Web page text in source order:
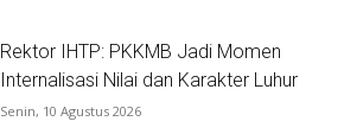
Rektor IHTP: PKKMB Jadi Momen
Internalisasi Nilai dan Karakter Luhur
Senin, 10 Agustus 2026